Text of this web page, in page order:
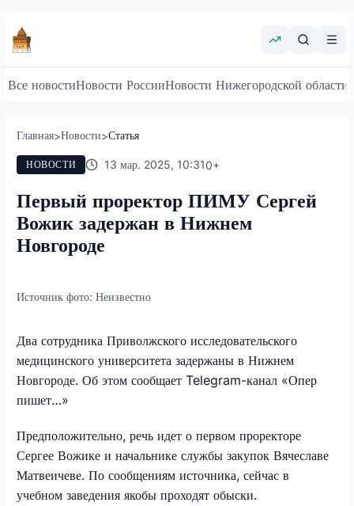
Все новостиНовости РоссииНовости Нижегородской области
Главная>Новости>Статья
НОВОСТИ 13 мар. 2025, 10:310+
Первый проректор ПИМУ Сергей
Вожик задержан в Нижнем
Новгороде
Источник фото: Неизвестно
Два сотрудника Приволжского исследовательского
медицинского университета задержаны в Нижнем
Новгороде. Об этом сообщает Telegram-канал «Опер
пишет…»
Предположительно, речь идет о первом проректоре
Сергее Вожике и начальнике службы закупок Вячеславе
Матвеичеве. По сообщениям источника, сейчас в
учебном заведения якобы проходят обыски.